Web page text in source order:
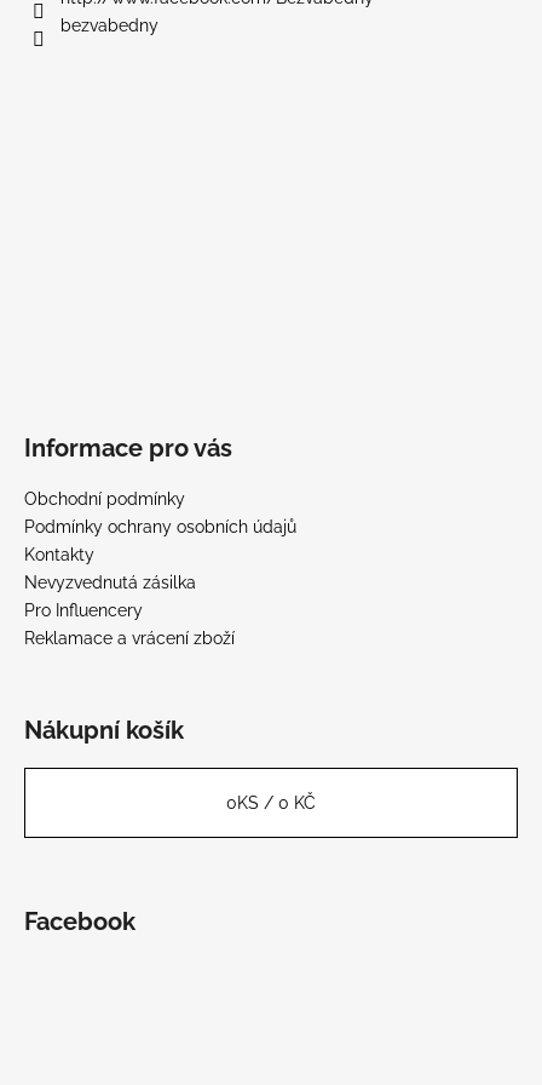
bezvabedny
Informace pro vás
Obchodní podmínky
Podmínky ochrany osobních údajů
Kontakty
Nevyzvednutá zásilka
Pro Influencery
Reklamace a vrácení zboží
Nákupní košík
0KS / 0 KČ
Facebook